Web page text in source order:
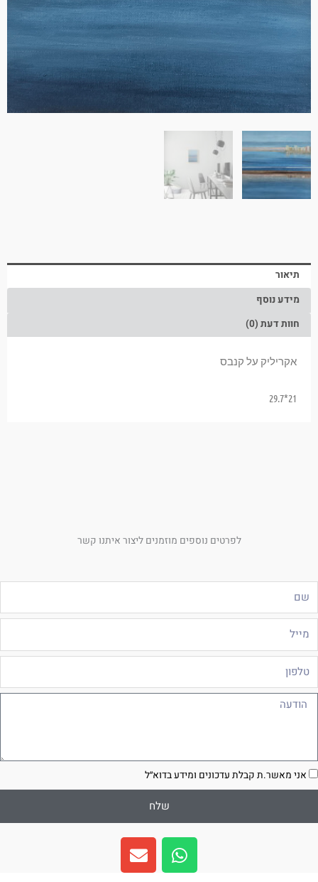
תיאור
מידע נוסף
חוות דעת (0)
אקריליק על קנבס
21*29.7
לפרטים נוספים מוזמנים ליצור איתנו קשר
אני מאשר.ת קבלת עדכונים ומידע בדוא״ל
שלח
W
h
E
n